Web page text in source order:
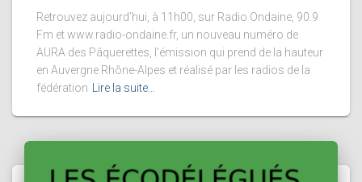
Retrouvez aujourd’hui, à 11h00, sur Radio Ondaine, 90.9
Fm et www.radio-ondaine.fr, un nouveau numéro de
AURA des Pâquerettes, l’émission qui prend de la hauteur
en Auvergne Rhône-Alpes et réalisé par les radios de la
fédération
Lire la suite…